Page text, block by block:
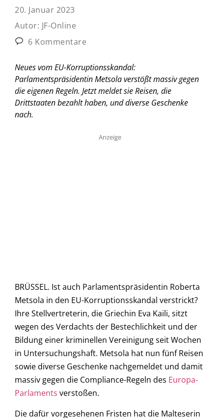
20. Januar 2023
Autor: JF-Online
6 Kommentare
Neues vom EU-Korruptionsskandal:
Parlamentspräsidentin Metsola verstößt massiv gegen
die eigenen Regeln. Jetzt meldet sie Reisen, die
Drittstaaten bezahlt haben, und diverse Geschenke
nach.
Anzeige
BRÜSSEL. Ist auch Parlamentspräsidentin Roberta
Metsola in den EU-Korruptionsskandal verstrickt?
Ihre Stellvertreterin, die Griechin Eva Kaili, sitzt
wegen des Verdachts der Bestechlichkeit und der
Bildung einer kriminellen Vereinigung seit Wochen
in Untersuchungshaft. Metsola hat nun fünf Reisen
sowie diverse Geschenke nachgemeldet und damit
massiv gegen die Compliance-Regeln des Europa-
Parlaments verstoßen.
Die dafür vorgesehenen Fristen hat die Malteserin